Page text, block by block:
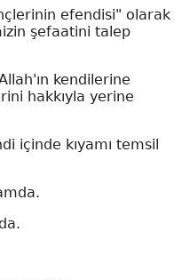
efendisi" olarak
şefaatini talep
kendilerine
hakkıyla yerine
içinde kıyamı temsil